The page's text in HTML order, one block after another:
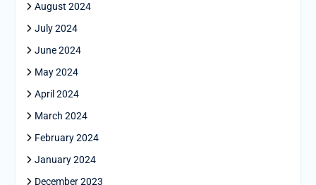
August 2024
July 2024
June 2024
May 2024
April 2024
March 2024
February 2024
January 2024
December 2023